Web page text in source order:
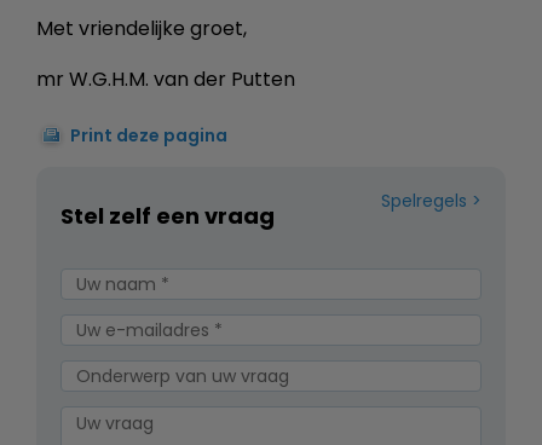
Met vriendelijke groet,
mr W.G.H.M. van der Putten
Print deze pagina
Spelregels
Stel zelf een vraag